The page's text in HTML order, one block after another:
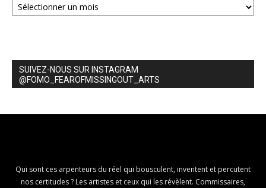
SUIVEZ-NOUS SUR INSTAGRAM
@FOMO_FEAROFMISSINGOUT_ARTS
Qui sont ces arpenteurs du réel qui bousculent, inventent et percutent
nos certitudes ? Les artistes et ceux qui les révèlent. Commissaires,